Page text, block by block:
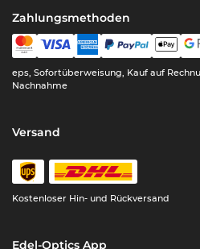
Zahlungsmethoden
eps, Sofortüberweisung, Kauf auf
Nachnahme
Versand
Kostenloser Hin- und Rückversand
Edel-Optics App